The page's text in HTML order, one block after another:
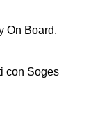
On Board,
con Soges